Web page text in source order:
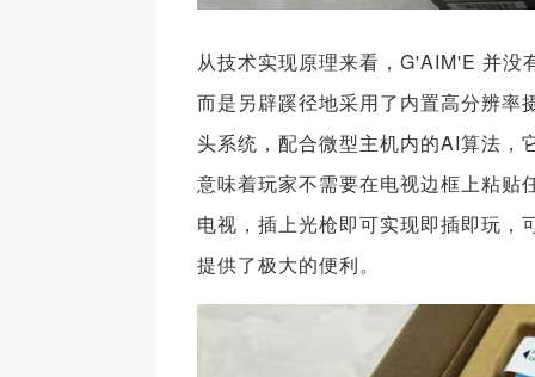
从技术实现原理来看，G'AIM'E 并没
而是另辟蹊径地采用了内置高分辨率
头系统，配合微型主机内的AI算法，
意味着玩家不需要在电视边框上粘
电视，插上光枪即可实现即插即玩
提供了极大的便利。